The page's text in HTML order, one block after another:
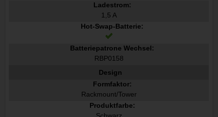
Ladestrom:
1,5 A
Hot-Swap-Batterie:
Batteriepatrone Wechsel:
RBP0158
Design
Formfaktor:
Rackmount/Tower
Produktfarbe: